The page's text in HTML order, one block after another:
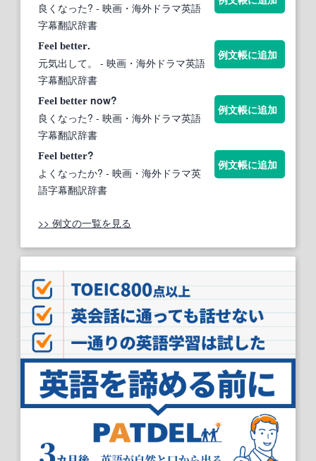
良くなった? - 映画・海外ドラマ英語
字幕翻訳辞書
Feel better.
元気出して。
- 映画・海外ドラマ英語
字幕翻訳辞書
例文帳に追加
Feel better now?
良くなった? - 映画・海外ドラマ英語
字幕翻訳辞書
例文帳に追加
Feel better?
よくなったか? - 映画・海外ドラマ英
語字幕翻訳辞書
例文帳に追加
>> 例文の一覧を見る